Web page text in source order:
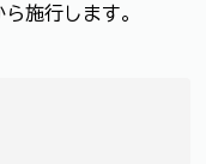
施行します。